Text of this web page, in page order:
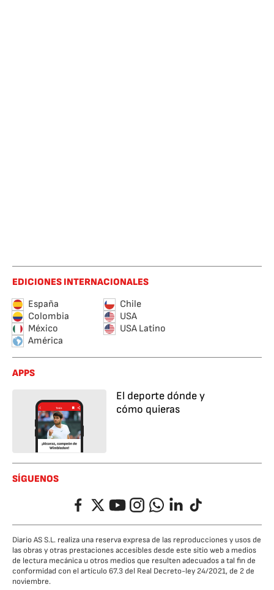
EDICIONES INTERNACIONALES
España
Chile
Colombia
USA
México
USA Latino
América
APPS
El deporte dónde y
cómo quieras
SÍGUENOS
FacebookTwitterYouTubeInstagramWhatsappLinkedIn
TikTok
Diario AS S.L. realiza una reserva expresa de las reproducciones y usos de
las obras y otras prestaciones accesibles desde este sitio web a medios
de lectura mecánica u otros medios que resulten adecuados a tal fin de
conformidad con el artículo 67.3 del Real Decreto-ley 24/2021, de 2 de
noviembre.